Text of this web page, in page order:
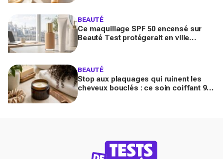
BEAUTÉ
Ce maquillage SPF 50 encensé sur
Beauté Test protégerait en ville
BEAUTÉ
Stop aux plaquages qui ruinent les
cheveux bouclés : ce soin coiffant 98